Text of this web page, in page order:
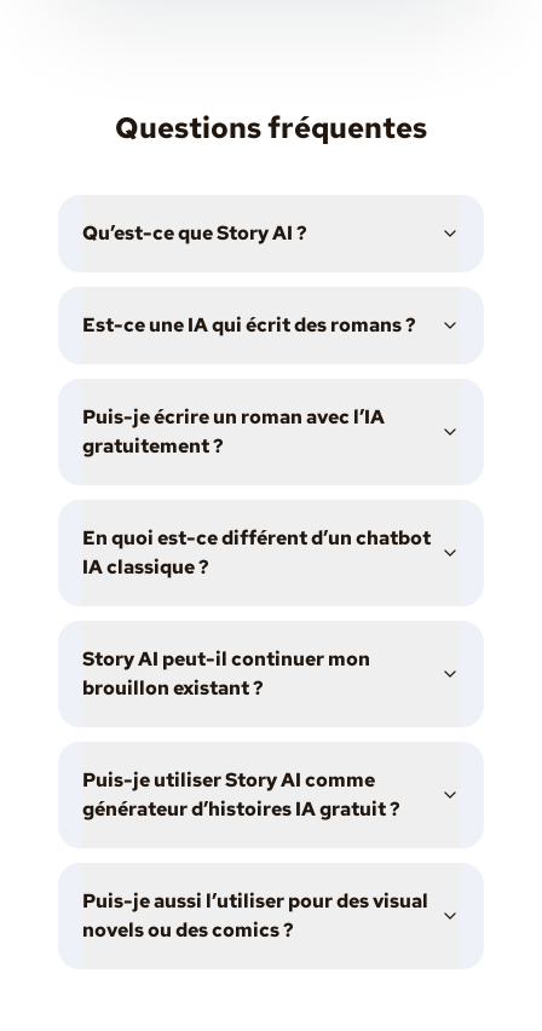
Questions fréquentes
Qu’est-ce que Story AI ?
Est-ce une IA qui écrit des romans ?
Puis-je écrire un roman avec l’IA
gratuitement ?
En quoi est-ce différent d’un chatbot
IA classique ?
Story AI peut-il continuer mon
brouillon existant ?
Puis-je utiliser Story AI comme
générateur d’histoires IA gratuit ?
Puis-je aussi l’utiliser pour des visual
novels ou des comics ?